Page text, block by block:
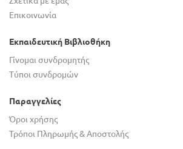
Επικοινωνία
Εκπαιδευτική Βιβλιοθήκη
Γίνομαι συνδρομητής
Τύποι συνδρομών
Παραγγελίες
Όροι χρήσης
Τρόποι Πληρωμής & Αποστολής